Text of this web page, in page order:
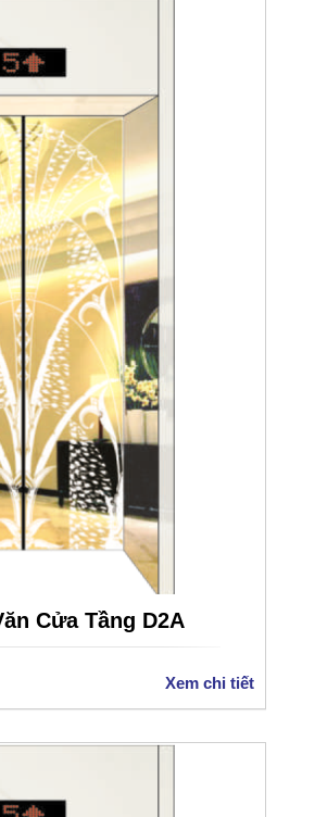
Cửa Tầng D2A
Xem chi tiết